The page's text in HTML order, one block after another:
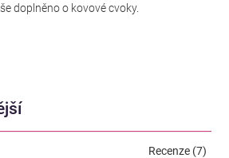
doplněno o kovové cvoky.
Recenze (7)